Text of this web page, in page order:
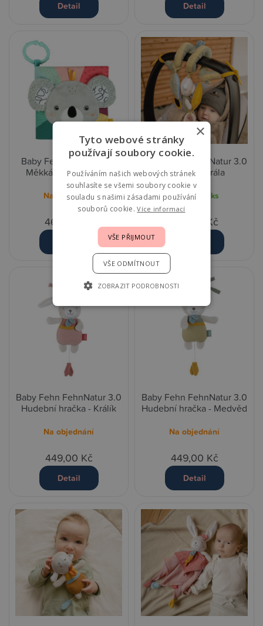
Detail Detail
Baby Fehn DoBabyDoo
Měkká knížka - Koala
Na objednání
469,00 Kč
Baby Fehn FehnNatur 3.0
Aktivity Spirála
Skladem 1 ks
529,00 Kč
Baby Fehn FehnNatur 3.0
Hudební hračka - Králík
Na objednání
449,00 Kč
Detail
Baby Fehn FehnNatur 3.0
Hudební hračka - Medvěd
Na objednání
449,00 Kč
Detail
×
Tyto webové stránky
používají soubory cookie.
Používáním našich webových stránek
souhlasíte se všemi soubory cookie v
souladu s našimi zásadami používání
souborů cookie.Více informací
VŠE PŘIJMOUT
VŠE ODMÍTNOUT
ZOBRAZIT PODROBNOSTI